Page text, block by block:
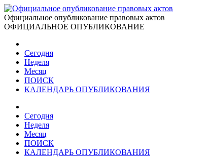
Официальное опубликование правовых актов
ОФИЦИАЛЬНОЕ ОПУБЛИКОВАНИЕ
Сегодня
Неделя
Месяц
ПОИСК
КАЛЕНДАРЬ ОПУБЛИКОВАНИЯ
Сегодня
Неделя
Месяц
ПОИСК
КАЛЕНДАРЬ ОПУБЛИКОВАНИЯ